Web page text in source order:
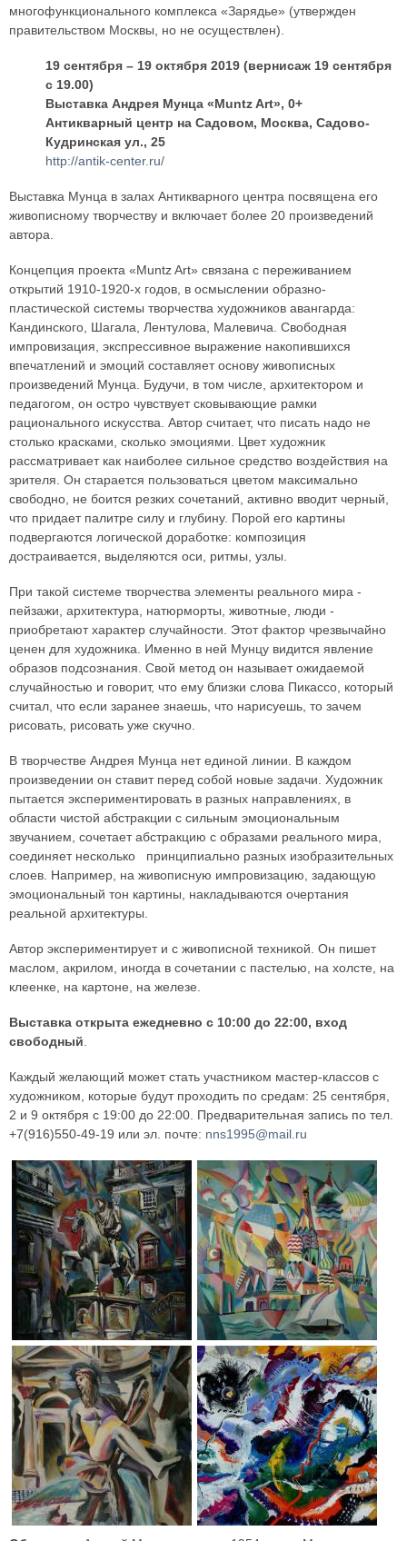
многофункционального комплекса «Зарядье» (утвержден
правительством Москвы, но не осуществлен).
19 сентября – 19 октября 2019 (вернисаж 19 сентября
с 19.00)
Выставка Андрея Мунца «Muntz Art», 0+
Антикварный центр на Садовом, Москва, Садово-
Кудринская ул., 25
http://antik-center.ru/
Выставка Мунца в залах Антикварного центра посвящена его
живописному творчеству и включает более 20 произведений
автора.
Концепция проекта «Muntz Art» связана с переживанием
открытий 1910-1920-х годов, в осмыслении образно-
пластической системы творчества художников авангарда:
Кандинского, Шагала, Лентулова, Малевича. Свободная
импровизация, экспрессивное выражение накопившихся
впечатлений и эмоций составляет основу живописных
произведений Мунца. Будучи, в том числе, архитектором и
педагогом, он остро чувствует сковывающие рамки
рационального искусства. Автор считает, что писать надо не
столько красками, сколько эмоциями. Цвет художник
рассматривает как наиболее сильное средство воздействия на
зрителя. Он старается пользоваться цветом максимально
свободно, не боится резких сочетаний, активно вводит черный,
что придает палитре силу и глубину. Порой его картины
подвергаются логической доработке: композиция
достраивается, выделяются оси, ритмы, узлы.
При такой системе творчества элементы реального мира -
пейзажи, архитектура, натюрморты, животные, люди -
приобретают характер случайности. Этот фактор чрезвычайно
ценен для художника. Именно в ней Мунцу видится явление
образов подсознания. Свой метод он называет ожидаемой
случайностью и говорит, что ему близки слова Пикассо, который
считал, что если заранее знаешь, что нарисуешь, то зачем
рисовать, рисовать уже скучно.
В творчестве Андрея Мунца нет единой линии. В каждом
произведении он ставит перед собой новые задачи. Художник
пытается экспериментировать в разных направлениях, в
области чистой абстракции с сильным эмоциональным
звучанием, сочетает абстракцию с образами реального мира,
соединяет несколько принципиально разных изобразительных
слоев. Например, на живописную импровизацию, задающую
эмоциональный тон картины, накладываются очертания
реальной архитектуры.
Автор экспериментирует и с живописной техникой. Он пишет
маслом, акрилом, иногда в сочетании с пастелью, на холсте, на
клеенке, на картоне, на железе.
Выставка открыта ежедневно с 10:00 до 22:00, вход
свободный
Каждый желающий может стать участником мастер-классов с
художником, которые будут проходить по средам: 25 сентября,
2 и 9 октября с 19:00 до 22:00. Предварительная запись по тел.
+7(916)550-49-19 или эл. почте: nns1995@mail.ru